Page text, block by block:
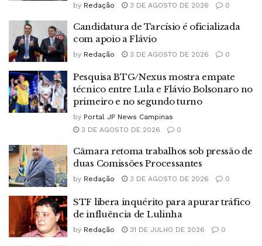
by Redação 3 DE AGOSTO DE 2026 0
Candidatura de Tarcísio é oficializada
com apoio a Flávio
by Redação 3 DE AGOSTO DE 2026 0
Pesquisa BTG/Nexus mostra empate
técnico entre Lula e Flávio Bolsonaro no
primeiro e no segundo turno
by Portal JP News Campinas
3 DE AGOSTO DE 2026
0
Câmara retoma trabalhos sob pressão de
duas Comissões Processantes
by Redação 3 DE AGOSTO DE 2026 0
STF libera inquérito para apurar tráfico
de influência de Lulinha
by Redação 31 DE JULHO DE 2026 0